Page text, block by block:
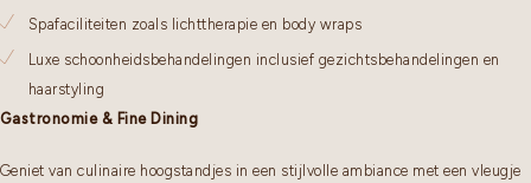
Spafaciliteiten zoals lichttherapie en body wraps
Luxe schoonheidsbehandelingen inclusief gezichtsbehandelingen en
haarstyling
Gastronomie & Fine Dining
Geniet van culinaire hoogstandjes in een stijlvolle ambiance met een vleugje